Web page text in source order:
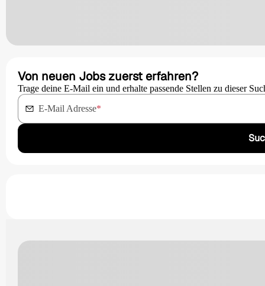
Von neuen Jobs zuerst erfahren?
Trage deine E-Mail ein und erhalte passende Stellen zu dieser
E-Mail Adresse*